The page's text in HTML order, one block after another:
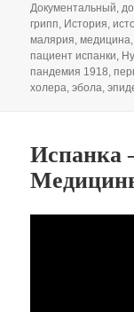
Документальный
грипп История ,
малярия ,медицина
пациент испанки
пандемия 1918 ,
холера ,эбола ,
Испанка